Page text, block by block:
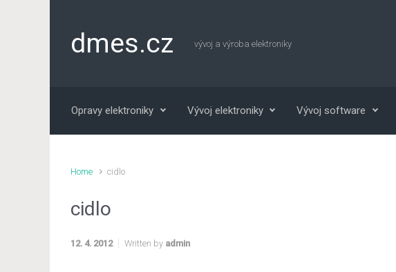
dmes.cz vývoj a výroba elektroniky
Opravy elektroniky Vývoj elektroniky Vývoj software
Home cidlo
cidlo
12. 4. 2012 Written by admin